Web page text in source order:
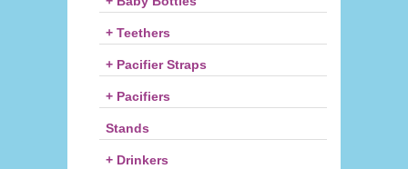
+ Teethers
+ Pacifier Straps
+ Pacifiers
Stands
+ Drinkers